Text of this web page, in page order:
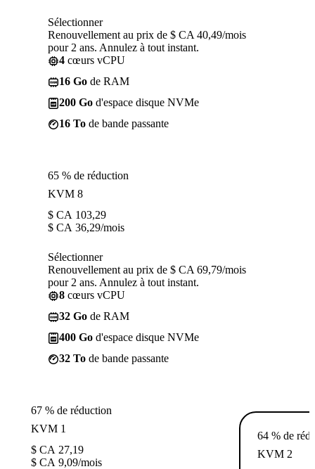
Sélectionner
Renouvellement au prix de $ CA 40,49/mois
pour 2 ans. Annulez à tout instant.
4 cœurs vCPU
16 Go de RAM
200 Go d'espace disque NVMe
16 To de bande passante
65 % de réduction
KVM 8
$ CA 103,29
$ CA 36,29/mois
Sélectionner
Renouvellement au prix de $ CA 69,79/mois
pour 2 ans. Annulez à tout instant.
8 cœurs vCPU
32 Go de RAM
400 Go d'espace disque NVMe
32 To de bande passante
67 % de réduction
KVM 1
$ CA 27,19
$ CA 9,09/mois
64 % de
KVM 2